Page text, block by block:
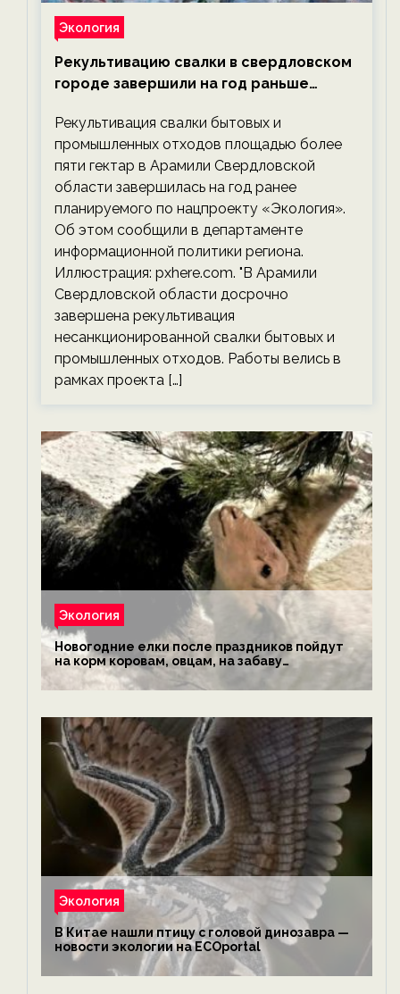
Экология
Рекультивацию свалки в свердловском
городе завершили на год раньше
экологии на ECOportal
Рекультивация свалки бытовых и
промышленных отходов площадью более
пяти гектар в Арамили Свердловской
области завершилась на год ранее
планируемого по нацпроекту «Экология».
Об этом сообщили в департаменте
информационной политики региона.
Иллюстрация: pxhere.com. "В Арамили
Свердловской области досрочно
завершена рекультивация
несанкционированной свалки бытовых и
промышленных отходов. Работы велись в
рамках проекта […]
Экология
Новогодние елки после праздников пойдут
на корм коровам, овцам, на забаву
обезьянам, львам и леопардам — новости
экологии на ECOportal
Экология
В Китае нашли птицу с головой динозавра —
новости экологии на ECOportal